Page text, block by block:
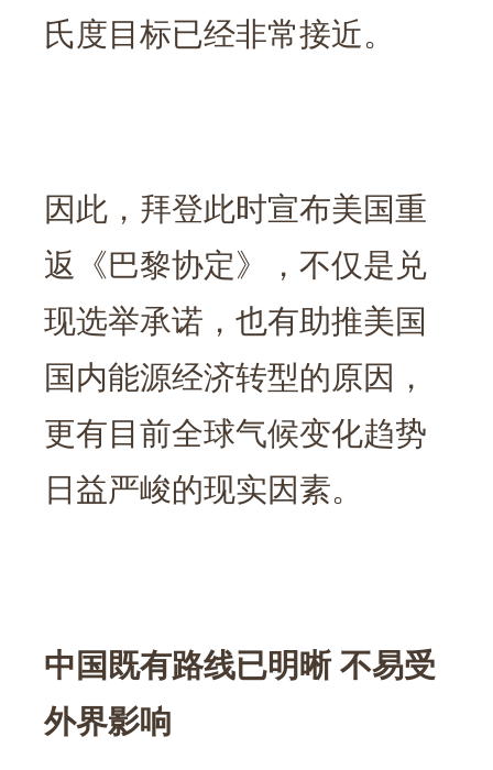
氏度目标已经非常接近。
因此，拜登此时宣布美国重
返《巴黎协定》，不仅是兑
现选举承诺，也有助推美国
国内能源经济转型的原因，
更有目前全球气候变化趋势
日益严峻的现实因素。
中国既有路线已明晰 不易受
外界影响